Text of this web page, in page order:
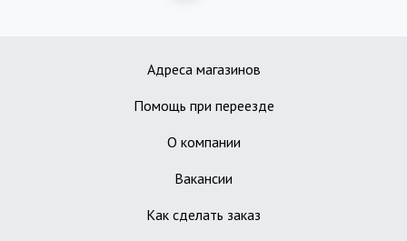
Адреса магазинов
Помощь при переезде
О компании
Вакансии
Как сделать заказ